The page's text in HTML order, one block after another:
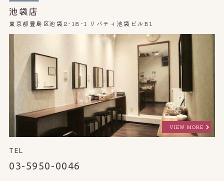
池袋店
東京都豊島区池袋2-18-1 リバティ池袋ビルB1
VIEW MORE
TEL
03-5950-0046